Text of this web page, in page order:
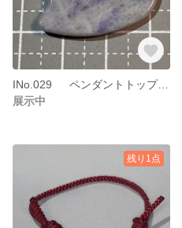
INo.029 ペンダントトップ チルトハート “紫式部1st” 糸魚川ヒスイ 小滝川ラベンダーヒスイ
展示中
残り1点